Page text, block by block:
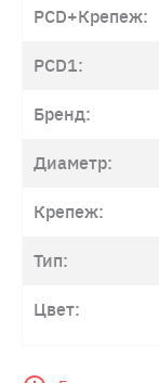
PCD+Крепеж:
PCD1:
Бренд:
Диаметр:
Крепеж:
Тип:
Цвет: